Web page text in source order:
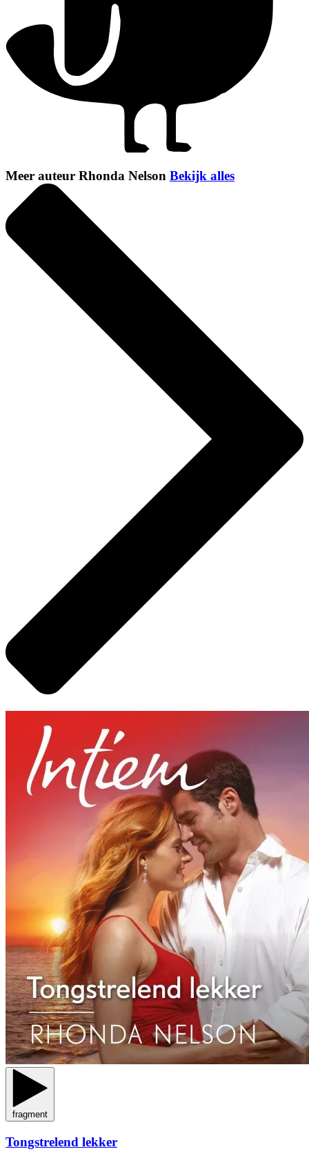
Meer auteur Rhonda Nelson Bekijk alles
fragment
Tongstrelend lekker